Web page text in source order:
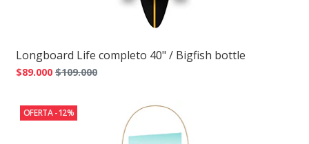
Longboard Life completo 40" / Bigfish bottle
$89.000 $109.000
OFERTA -12%